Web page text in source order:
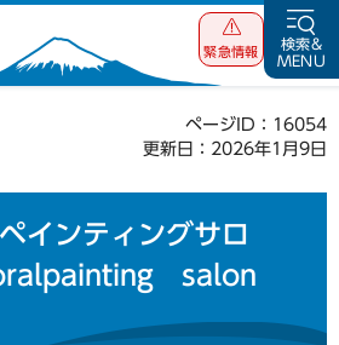
緊急情報
検索&
MENU
ページID：16054
更新日：2026年1月9日
インティングサロ
salon